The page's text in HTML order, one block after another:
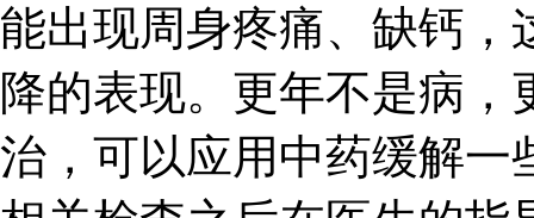
能出现周身疼痛、缺钙，
降的表现。更年不是病
治，可以应用中药缓解一